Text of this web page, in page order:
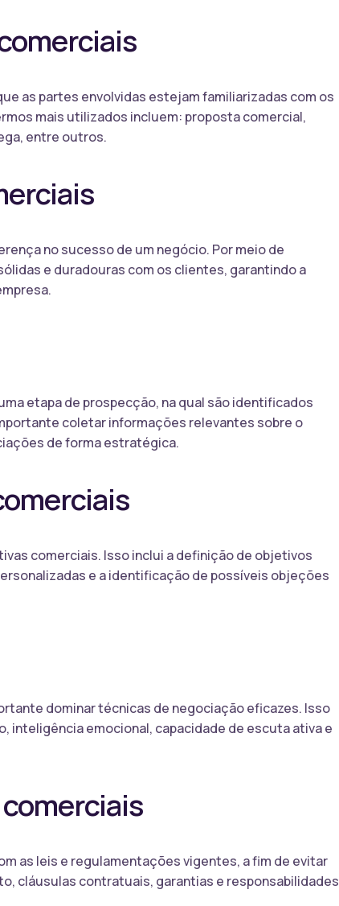
as partes envolvidas estejam familiarizadas com os
mais utilizados incluem: proposta comercial,
entre outros.
no sucesso de um negócio. Por meio de
e duradouras com os clientes, garantindo a
etapa de prospecção, na qual são identificados
coletar informações relevantes sobre o
de forma estratégica.
comerciais. Isso inclui a definição de objetivos
e a identificação de possíveis objeções
dominar técnicas de negociação eficazes. Isso
inteligência emocional, capacidade de escuta ativa e
as leis e regulamentações vigentes, a fim de evitar
cláusulas contratuais, garantias e responsabilidades